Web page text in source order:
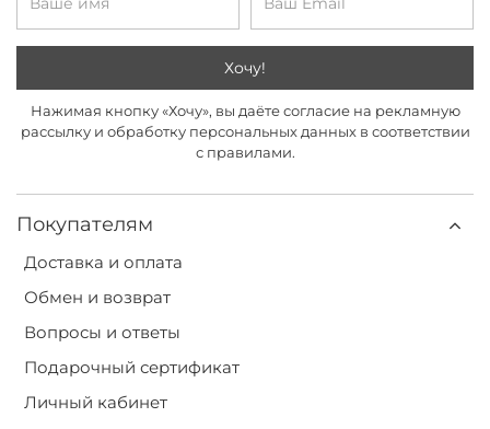
Покупателям
Доставка и оплата
Обмен и возврат
Вопросы и ответы
Подарочный сертификат
Личный кабинет
Хочу!
Нажимая кнопку «Хочу», вы даёте согласие на рекламную
рассылку и обработку персональных данных в соответствии
с правилами.